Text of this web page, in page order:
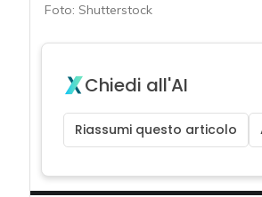
Foto: Shutterstock
Chiedi all'AI
Riassumi questo articolo